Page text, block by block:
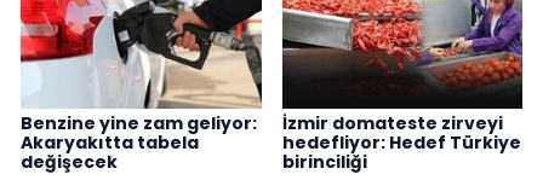
Benzine yine zam geliyor:
Akaryakıtta tabela
değişecek
İzmir domateste zirveyi
hedefliyor: Hedef Türkiye
birinciliği